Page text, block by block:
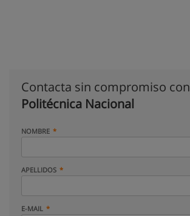
Contacta sin compromiso con
Politécnica Nacional
NOMBRE
APELLIDOS
E-MAIL